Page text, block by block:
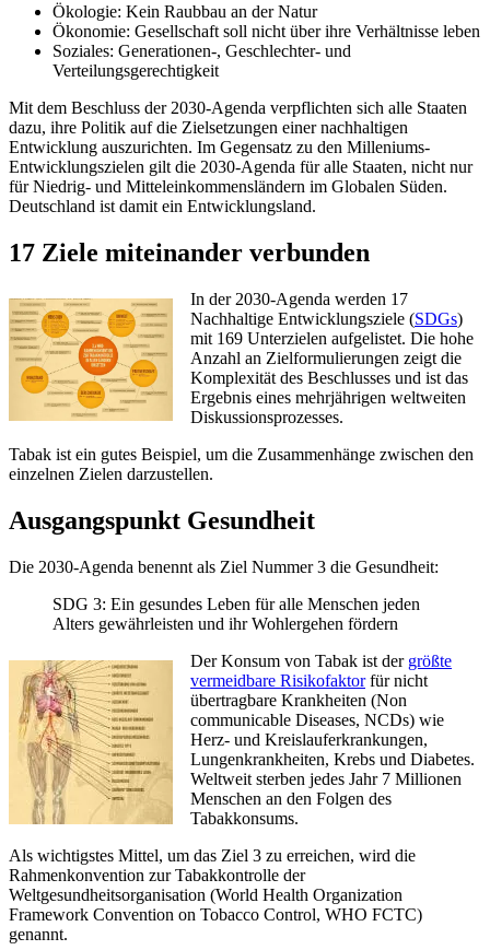
Ökologie: Kein Raubbau an der Natur
Ökonomie: Gesellschaft soll nicht über ihre Verhältnisse leben
Soziales: Generationen-, Geschlechter- und
Verteilungsgerechtigkeit
Mit dem Beschluss der 2030-Agenda verpflichten sich alle Staaten
dazu, ihre Politik auf die Zielsetzungen einer nachhaltigen
Entwicklung auszurichten. Im Gegensatz zu den Milleniums-
Entwicklungszielen gilt die 2030-Agenda für alle Staaten, nicht nur
für Niedrig- und Mitteleinkommensländern im Globalen Süden.
Deutschland ist damit ein Entwicklungsland.
17 Ziele miteinander verbunden
In der 2030-Agenda werden 17
Nachhaltige Entwicklungsziele (SDGs)
mit 169 Unterzielen aufgelistet. Die hohe
Anzahl an Zielformulierungen zeigt die
Komplexität des Beschlusses und ist das
Ergebnis eines mehrjährigen weltweiten
Diskussionsprozesses.
Tabak ist ein gutes Beispiel, um die Zusammenhänge zwischen den
einzelnen Zielen darzustellen.
Ausgangspunkt Gesundheit
Die 2030-Agenda benennt als Ziel Nummer 3 die Gesundheit:
SDG 3: Ein gesundes Leben für alle Menschen jeden
Alters gewährleisten und ihr Wohlergehen fördern
Der Konsum von Tabak ist der größte
vermeidbare Risikofaktorfür nicht
übertragbare Krankheiten (Non
communicable Diseases, NCDs) wie
Herz- und Kreislauferkrankungen,
Lungenkrankheiten, Krebs und Diabetes.
Weltweit sterben jedes Jahr 7 Millionen
Menschen an den Folgen des
Tabakkonsums.
Als wichtigstes Mittel, um das Ziel 3 zu erreichen, wird die
Rahmenkonvention zur Tabakkontrolle der
Weltgesundheitsorganisation (World Health Organization
Framework Convention on Tobacco Control, WHO FCTC)
genannt.